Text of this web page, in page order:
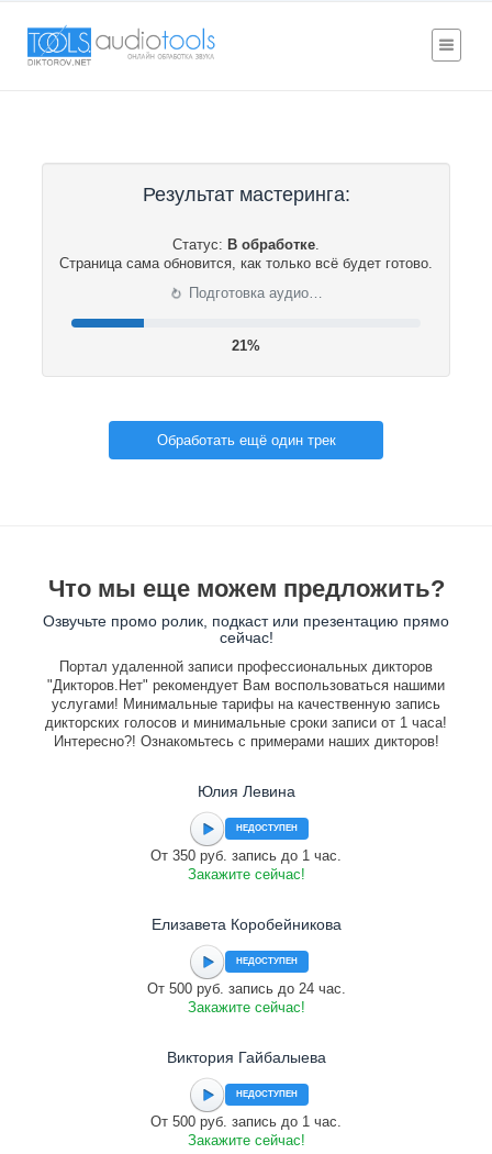
Результат мастеринга:
Статус: В обработке.
Страница сама обновится, как только всё будет готово.
⟳ Подготовка аудио…
21%
Обработать ещё один трек
Что мы еще можем предложить?
Озвучьте промо ролик, подкаст или презентацию прямо
сейчас!
Портал удаленной записи профессиональных дикторов
"Дикторов.Нет" рекомендует Вам воспользоваться нашими
услугами! Минимальные тарифы на качественную запись
дикторских голосов и минимальные сроки записи от 1 часа!
Интересно?! Ознакомьтесь с примерами наших дикторов!
Юлия Левина
НЕДОСТУПЕН
От 350 руб. запись до 1 час.
Закажите сейчас!
Елизавета Коробейникова
НЕДОСТУПЕН
От 500 руб. запись до 24 час.
Закажите сейчас!
Виктория Гайбалыева
НЕДОСТУПЕН
От 500 руб. запись до 1 час.
Закажите сейчас!